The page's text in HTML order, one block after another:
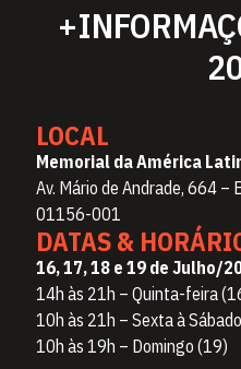
LOCAL
Memorial da América
Av. Mário de Andrade, 664 –
01156-001
DATAS &
16, 17, 18 e 19 de Julho/
14h às 21h – Quinta-feira
10h às 21h – Sexta à
10h às 19h – Domingo (19)